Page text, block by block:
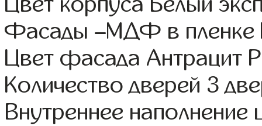
Фасады –МДФ в пленке
Цвет фасада Антрацит
Количество дверей 3
Внутреннее